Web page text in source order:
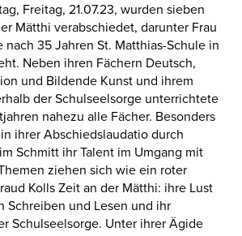
Freitag, 21.07.23, wurden sieben
Mätthi verabschiedet, darunter Frau
nach 35 Jahren St. Matthias-Schule in
Neben ihren Fächern Deutsch,
und Bildende Kunst und ihrem
der Schulseelsorge unterrichtete
nahezu alle Fächer. Besonders
ihrer Abschiedslaudatio durch
Schmitt ihr Talent im Umgang mit
ziehen sich wie ein roter
Kolls Zeit an der Mätthi: ihre Lust
Schreiben und Lesen und ihr
Schulseelsorge. Unter ihrer Ägide